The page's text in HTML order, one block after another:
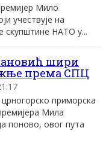
Mило
учествуjе на
НATO у...
шири
према СПЦ
приморска
Мила
поново, овог пута